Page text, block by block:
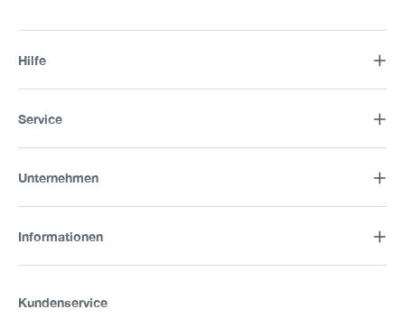
Hilfe
Service
Unternehmen
Informationen
Kundenservice